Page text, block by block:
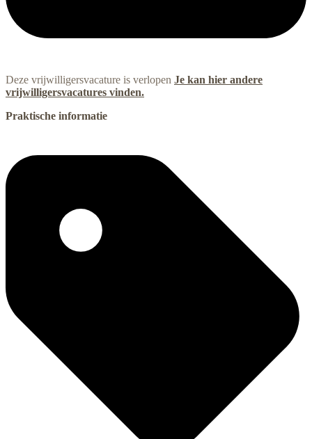
Deze vrijwilligersvacature is verlopen Je kan hier andere
vrijwilligersvacatures vinden.
Praktische informatie